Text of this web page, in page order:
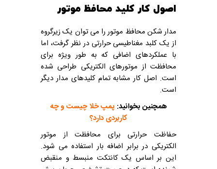
اصول کار کلید محافظ موتور
مدار شکن محافظ موتور را می توان یک زیرگروه
از یک کلبد مغناطیسی حرارتی در نظر گرفت، اما
با عملکردهای اضافی که به طور ویژه برای
محافظت از موتورهای الکتریکی طراحی شده
است. اصل کار مشابه تمام کلیدهای مدار دیگر
است.
همچنین بخوانید: پمپ خلا چیست و چه
کاربردی دارد؟
حفاظت حرارتی برای محافظت از موتور
الکتریکی در برابر اضافه بار استفاده می شود.
این بر اساس یک کانتکت منبسط و منقبض